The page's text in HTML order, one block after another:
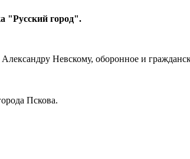
"Русский город".
Невскому, оборонное и
Пскова.